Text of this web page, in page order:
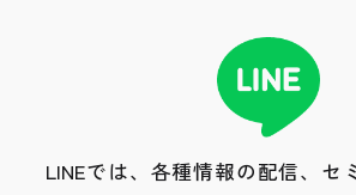
LINEでは、各種情報の配信、セ